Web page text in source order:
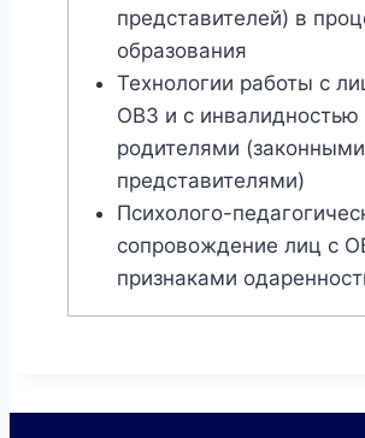
представителей) в
образования
Технологии работы с
ОВЗ и с инвалидностью
родителями (законными
представителями)
Психолого-
сопровождение лиц с
признаками